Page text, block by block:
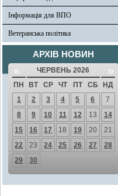
Інформація для ВПО
Ветеранська політика
АРХІВ НОВИН
« ЧЕРВЕНЬ 2026 »
ПН ВТ СР ЧТ ПТ СБ
НД
1
2 3 4 5 6
7
8
9 10 11 12 13
14
15
16 17 18 19 20
21
22
23 24 25 26 27
28
29
30